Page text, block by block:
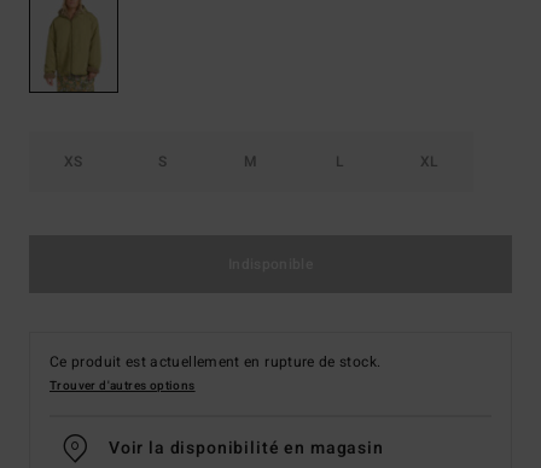
XS S M L XL
Ce produit est actuellement en rupture de stock.
Trouver d'autres options
Voir la disponibilité en magasin